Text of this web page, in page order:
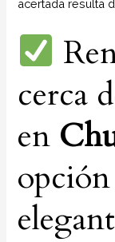
acertada resulta
cerca
en